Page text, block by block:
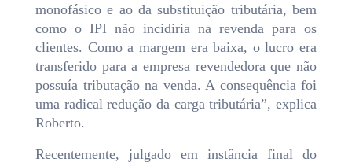
monofásico e ao da substituição tributária, bem
como o IPI não incidiria na revenda para os
clientes. Como a margem era baixa, o lucro era
transferido para a empresa revendedora que não
possuía tributação na venda. A consequência foi
uma radical redução da carga tributária”, explica
Roberto.
Recentemente, julgado em instância final do